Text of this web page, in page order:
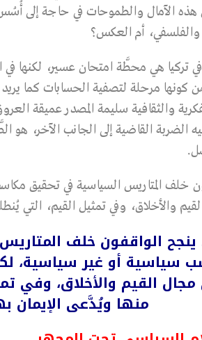
هذه الآمال والطموحات في حاجة إلى
والفلسفي، أم العكس؟
تركيا هي محطَّة امتحان عسير، لكنها
من كونها مرحلة لتصفية الحسابات كما
والثقافية سليمة المصدر عميقة
الضربة القاضية إلى الجانب الآخر،
خلف المتاريس السياسية في تحقيق
والأخلاق، وفي تمثيل القيم، التي
الواقفون خلف
سياسية أو غير سياسية،
القيم والأخلاق، وفي
منها ويُدَّعى الإيمان